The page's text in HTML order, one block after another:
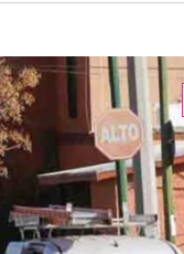
estuvo
y la atención de